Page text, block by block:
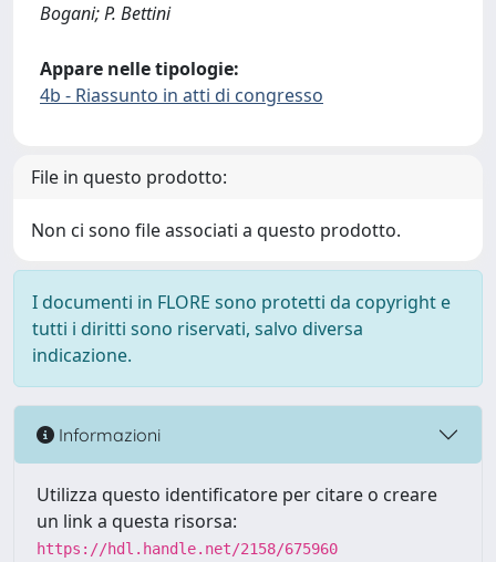
Bogani; P. Bettini
Appare nelle tipologie:
4b - Riassunto in atti di congresso
File in questo prodotto:
Non ci sono file associati a questo prodotto.
I documenti in FLORE sono protetti da copyright e
tutti i diritti sono riservati, salvo diversa
indicazione.
Informazioni
Utilizza questo identificatore per citare o creare
un link a questa risorsa:
https://hdl.handle.net/2158/675960